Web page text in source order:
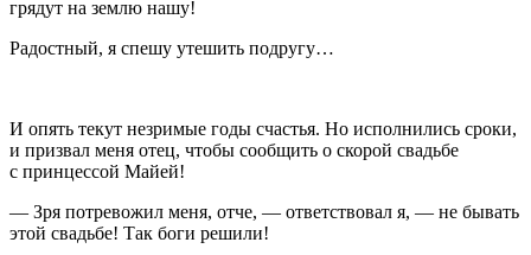
грядут на землю нашу!
Радостный, я спешу утешить подругу…
И опять текут незримые годы счастья. Но исполнились сроки,
и призвал меня отец, чтобы сообщить о скорой свадьбе
с принцессой Майей!
— Зря потревожил меня, отче, — ответствовал я, — не бывать
этой свадьбе! Так боги решили!